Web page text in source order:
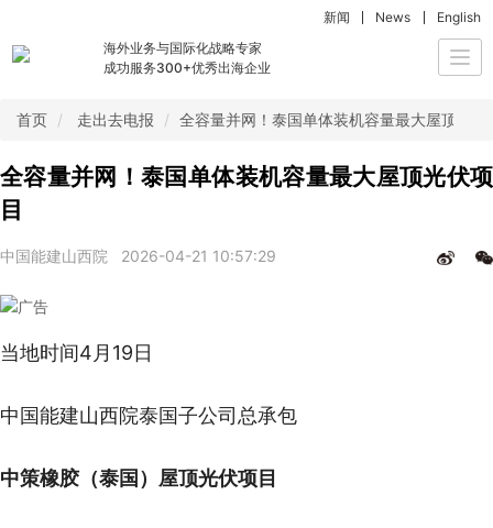
海外业务与国际化战略专家
成功服务300+优秀出海企业
新闻 News English
首页 走出去电报 全容量并网！泰国单体装机容量最大屋顶光伏
全容量并网！泰国单体装机容量最大屋顶光伏项
目
中国能建山西院 2026-04-21 10:57:29
当地时间4月19日
中国能建山西院泰国子公司总承包
中策橡胶（泰国）屋顶光伏项目